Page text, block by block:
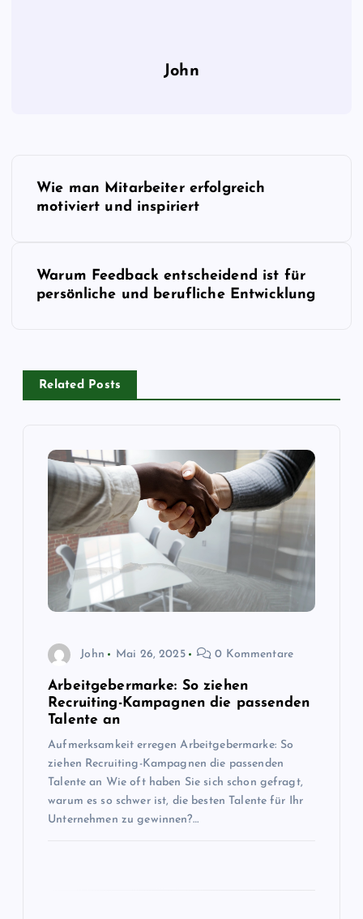
John
a
Wie man Mitarbeiter erfolgreich
motiviert und inspiriert
Warum Feedback entscheidend ist für
persönliche und berufliche Entwicklung
Related Posts
John Mai 26, 2025 0 Kommentare
Arbeitgebermarke: So ziehen
Recruiting-Kampagnen die passenden
Talente an
Aufmerksamkeit erregen Arbeitgebermarke: So
ziehen Recruiting-Kampagnen die passenden
Talente an Wie oft haben Sie sich schon gefragt,
warum es so schwer ist, die besten Talente für Ihr
Unternehmen zu gewinnen?…